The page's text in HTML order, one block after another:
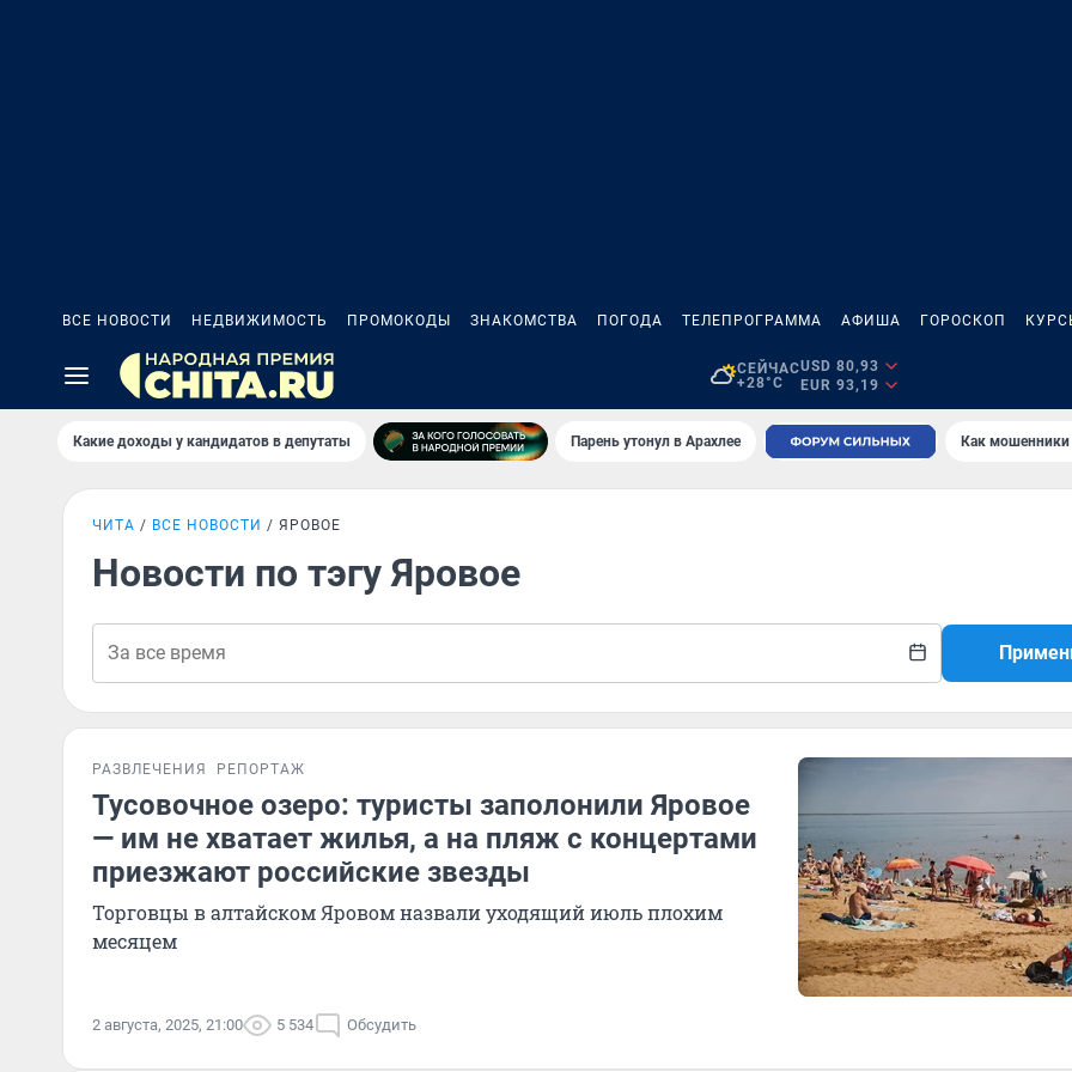
ВСЕ НОВОСТИ НЕДВИЖИМОСТЬ ПРОМОКОДЫ ЗНАКОМСТВА ПОГОДА ТЕЛЕПРОГРАММА АФИША ГОРОСКОП
СЕЙЧАС
+28°C
USD 80,93
EUR 93,19
Какие доходы у кандидатов в депутаты Парень утонул в Арахлее Как
ЧИТА ВСЕ НОВОСТИ ЯРОВОЕ
Новости по тэгу Яровое
РАЗВЛЕЧЕНИЯ РЕПОРТАЖ
Тусовочное озеро: туристы заполонили Яровое
— им не хватает жилья, а на пляж с концертами
приезжают российские звезды
Торговцы в алтайском Яровом назвали уходящий июль плохим
месяцем
2 августа, 2025, 21:00 5 534 Обсудить